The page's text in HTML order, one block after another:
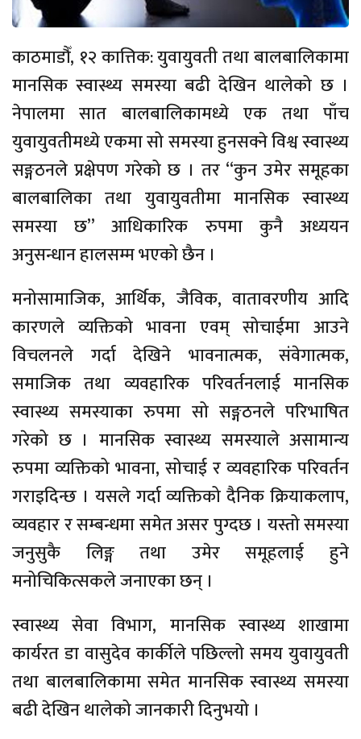
काठमाडौँ, १२ कात्तिक: युवायुवती तथा बालबालिकामा
मानसिक स्वास्थ्य समस्या बढी देखिन थालेको छ ।
नेपालमा सात बालबालिकामध्ये एक तथा पाँच
युवायुवतीमध्ये एकमा सो समस्या हुनसक्ने विश्व स्वास्थ्य
सङ्गठनले प्रक्षेपण गरेको छ । तर “कुन उमेर समूहका
बालबालिका तथा युवायुवतीमा मानसिक स्वास्थ्य
समस्या छ” आधिकारिक रुपमा कुनै अध्ययन
अनुसन्धान हालसम्म भएको छैन ।
मनोसामाजिक, आर्थिक, जैविक, वातावरणीय आदि
कारणले व्यक्तिको भावना एवम् सोचाईमा आउने
विचलनले गर्दा देखिने भावनात्मक, संवेगात्मक,
समाजिक तथा व्यवहारिक परिवर्तनलाई मानसिक
स्वास्थ्य समस्याका रुपमा सो सङ्गठनले परिभाषित
गरेको छ । मानसिक स्वास्थ्य समस्याले असामान्य
रुपमा व्यक्तिको भावना, सोचाई र व्यवहारिक परिवर्तन
गराइदिन्छ । यसले गर्दा व्यक्तिको दैनिक क्रियाकलाप,
व्यवहार र सम्बन्धमा समेत असर पुग्दछ । यस्तो समस्या
जनुसुकै लिङ्ग तथा उमेर समूहलाई हुने
मनोचिकित्सकले जनाएका छन् ।
स्वास्थ्य सेवा विभाग, मानसिक स्वास्थ्य शाखामा
कार्यरत डा वासुदेव कार्कीले पछिल्लो समय युवायुवती
तथा बालबालिकामा समेत मानसिक स्वास्थ्य समस्या
बढी देखिन थालेको जानकारी दिनुभयो ।